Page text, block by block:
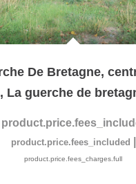
, La guerche de
product.price.fees_included
product.price.fees_charges.full